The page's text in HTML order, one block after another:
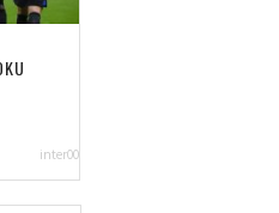
inter00